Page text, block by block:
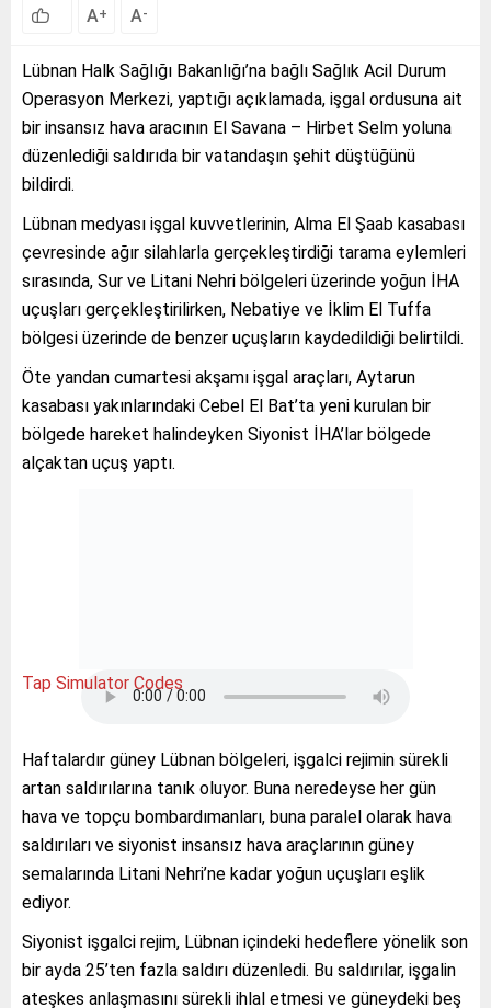
A+ A-
Lübnan Halk Sağlığı Bakanlığı’na bağlı Sağlık Acil Durum
Operasyon Merkezi, yaptığı açıklamada, işgal ordusuna ait
bir insansız hava aracının El Savana – Hirbet Selm yoluna
düzenlediği saldırıda bir vatandaşın şehit düştüğünü
bildirdi.
Lübnan medyası işgal kuvvetlerinin, Alma El Şaab kasabası
çevresinde ağır silahlarla gerçekleştirdiği tarama eylemleri
sırasında, Sur ve Litani Nehri bölgeleri üzerinde yoğun İHA
uçuşları gerçekleştirilirken, Nebatiye ve İklim El Tuffa
bölgesi üzerinde de benzer uçuşların kaydedildiği belirtildi.
Öte yandan cumartesi akşamı işgal araçları, Aytarun
kasabası yakınlarındaki Cebel El Bat’ta yeni kurulan bir
bölgede hareket halindeyken Siyonist İHA’lar bölgede
alçaktan uçuş yaptı.
Tap Simulator Codes
Haftalardır güney Lübnan bölgeleri, işgalci rejimin sürekli
artan saldırılarına tanık oluyor. Buna neredeyse her gün
hava ve topçu bombardımanları, buna paralel olarak hava
saldırıları ve siyonist insansız hava araçlarının güney
semalarında Litani Nehri’ne kadar yoğun uçuşları eşlik
ediyor.
Siyonist işgalci rejim, Lübnan içindeki hedeflere yönelik son
bir ayda 25’ten fazla saldırı düzenledi. Bu saldırılar, işgalin
ateşkes anlaşmasını sürekli ihlal etmesi ve güneydeki beş